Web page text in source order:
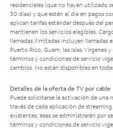
residenciales (que no hayan utilizado
30 días) y que estén al día en pagos
aplican tarifas estándar después del
mantienen los servicios elegibles.
llamadas ilimitadas incluyen llamadas
Puerto Rico, Guam, las Islas Vírgenes
términos y condiciones de servicio
cambios. No están disponibles en
Detalles de la oferta de TV por cable
Puede solicitarse la activación de una
través de cada aplicación de
existentes; esas se administrarán por
términos y condiciones de servicio